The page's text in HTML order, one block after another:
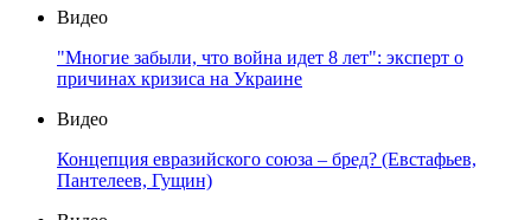
Видео
"Многие забыли, что война идет 8 лет": эксперт о
причинах кризиса на Украине
Видео
Концепция евразийского союза – бред? (Евстафьев,
Пантелеев, Гущин)